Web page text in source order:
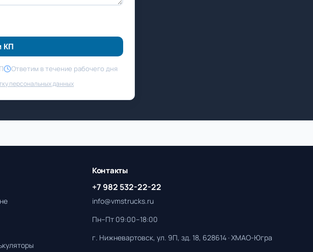
КП
Ответим в течение рабочего дня
персональных данных
Контакты
+7 982 532-22-22
info@vmstrucks.ru
Пн–Пт 09:00–18:00
г. Нижневартовск, ул. 9П, зд. 18, 628614 · ХМАО-Югра